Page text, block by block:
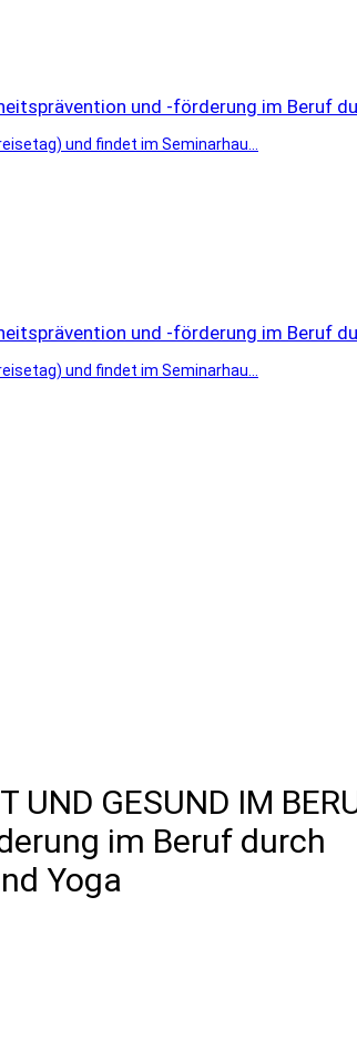
und -förderung im Beruf
und findet im Seminarhau...
und -förderung im Beruf
und findet im Seminarhau...
GESUND IM
im Beruf durch
Yoga